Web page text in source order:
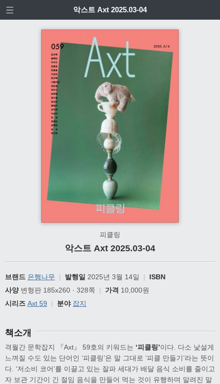
악스트 Axt 2025.03-04
피클링
악스트 Axt 2025.03-04
브랜드 은행나무 | 발행일 2025년 3월 14일 |
ISBN
사양변형판 185x260 · 328쪽 | 가격 10,000원
시리즈 Axt 59 | 분야 잡지
책소개
격월간 문학잡지 『Axt』 59호의 키워드는 ‘피클링’이다. 다소 낯설게
느껴질 수도 있는 단어인 ‘피클링’은 말 그대로 ‘피클 만들기’라는 뜻이
다. ‘저소비 코어’를 이끌고 있는 잘파 세대가 배달 음식 소비를 줄이고
자 보관 기간이 긴 절임 음식을 만들어 먹는 것이 유행하며 알려진 말